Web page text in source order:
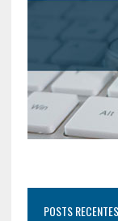
POSTS RECENTES